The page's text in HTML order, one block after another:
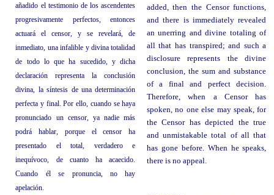
añadido el testimonio de los ascendentes
progresivamente perfectos, entonces
actuará el censor, y se revelará, de
inmediato, una infalible y divina totalidad
de todo lo que ha sucedido, y dicha
declaración representa la conclusión
divina, la síntesis de una determinación
perfecta y final. Por ello, cuando se haya
pronunciado un censor, ya nadie más
podrá hablar, porque el censor ha
presentado el total, verdadero e
inequívoco, de cuanto ha acaecido.
Cuando él se pronuncia, no hay
apelación.
added, then the Censor functions,
and there is immediately revealed
an unerring and divine totaling of
all that has transpired; and such a
disclosure represents the divine
conclusion, the sum and substance
of a final and perfect decision.
Therefore, when a Censor has
spoken, no one else may speak, for
the Censor has depicted the true
and unmistakable total of all that
has gone before. When he speaks,
there is no appeal.